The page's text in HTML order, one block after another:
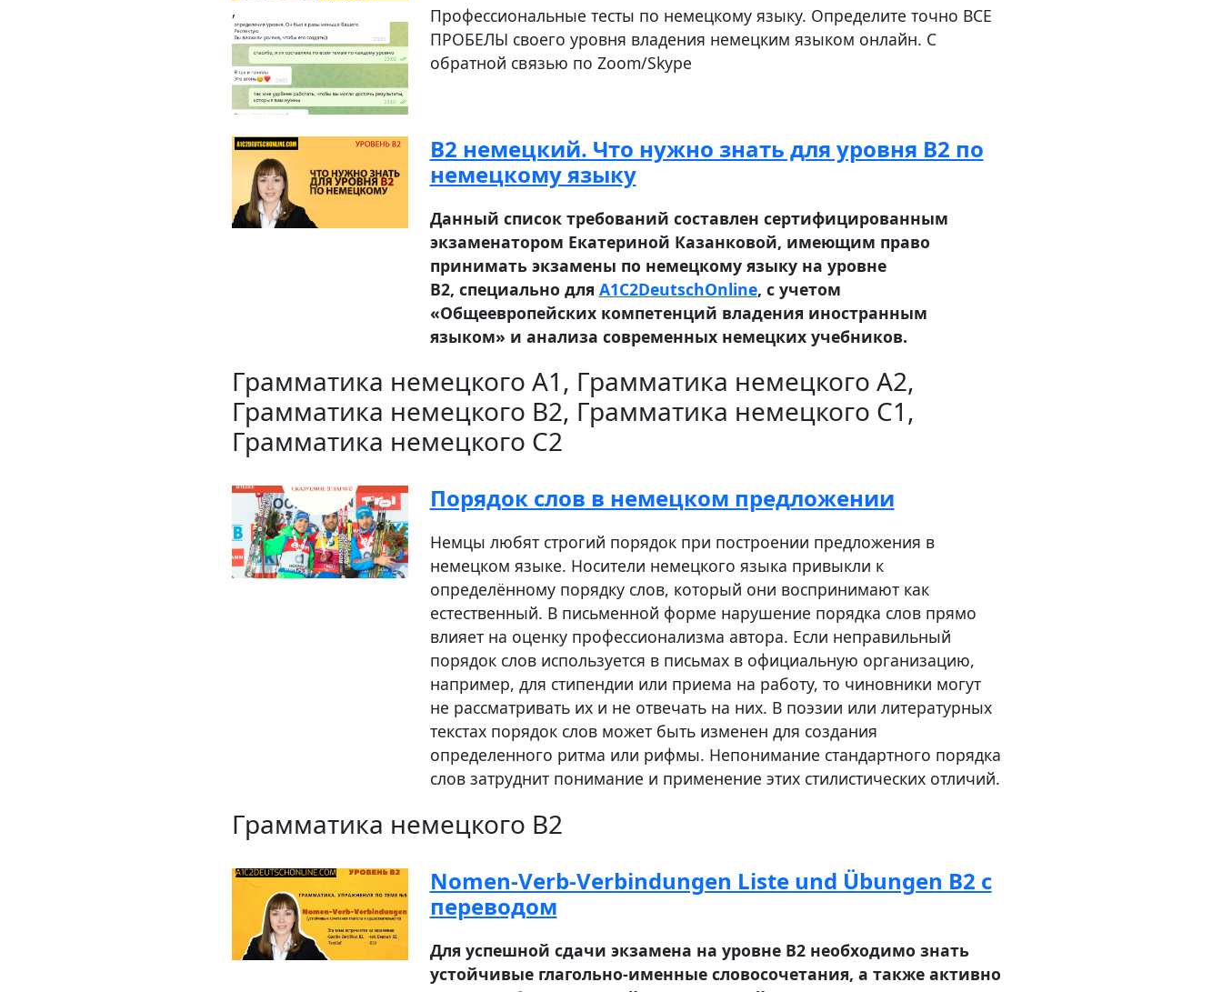
,
Профессиональные тесты по немецкому языку. Определите точно ВСЕ
ПРОБЕЛЫ своего уровня владения немецким языком онлайн. С
обратной связью по Zoom/Skype
B2 немецкий. Что нужно знать для уровня B2 по
немецкому языку
Данный список требований составлен сертифицированным
экзаменатором Екатериной Казанковой, имеющим право
принимать экзамены по немецкому языку на уровне
B2, специально для A1C2DeutschOnline, с учетом
«Общеевропейских компетенций владения иностранным
языком» и анализа современных немецких учебников.
Грамматика немецкого A1, Грамматика немецкого A2,
Грамматика немецкого B2, Грамматика немецкого C1,
Грамматика немецкого C2
Порядок слов в немецком предложении
Немцы любят строгий порядок при построении предложения в
немецком языке. Носители немецкого языка привыкли к
определённому порядку слов, который они воспринимают как
естественный. В письменной форме нарушение порядка слов прямо
влияет на оценку профессионализма автора. Если неправильный
порядок слов используется в письмах в официальную организацию,
например, для стипендии или приема на работу, то чиновники могут
не рассматривать их и не отвечать на них. В поэзии или литературных
текстах порядок слов может быть изменен для создания
определенного ритма или рифмы. Непонимание стандартного порядка
слов затруднит понимание и применение этих стилистических отличий.
Грамматика немецкого B2
Nomen-Verb-Verbindungen Liste und Übungen B2 с
переводом
Для успешной сдачи экзамена на уровне В2 необходимо знать
устойчивые глагольно-именные словосочетания, а также активно